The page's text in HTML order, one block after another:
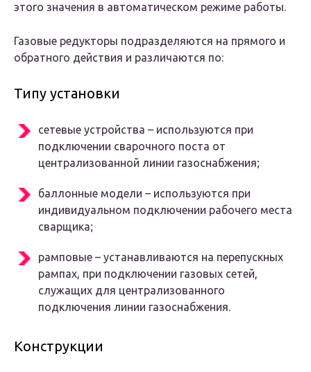
этого значения в автоматическом режиме работы.
Газовые редукторы подразделяются на прямого и
обратного действия и различаются по:
Типу установки
сетевые устройства – используются при
подключении сварочного поста от
централизованной линии газоснабжения;
баллонные модели – используются при
индивидуальном подключении рабочего места
сварщика;
рамповые – устанавливаются на перепускных
рампах, при подключении газовых сетей,
служащих для централизованного
подключения линии газоснабжения.
Конструкции